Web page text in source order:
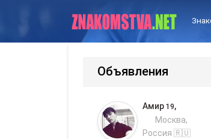
Объявления
Амир 19,
Москва,
Россия 🇷🇺